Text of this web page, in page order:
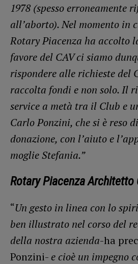
1978 (spesso erroneamente
all’aborto). Nel momento in
Rotary Piacenza ha accolto
favore del CAV ci siamo
rispondere alle richieste del
raccolta fondi e non solo. Il
service a metà tra il Club e
Carlo Ponzini, che si è reso
donazione, con l’aiuto e
moglie Stefania.”
Rotary Piacenza Architetto
“Un gesto in linea con lo
ben illustrato nel corso del
della nostra azienda-ha
Ponzini- e cioè un impegno